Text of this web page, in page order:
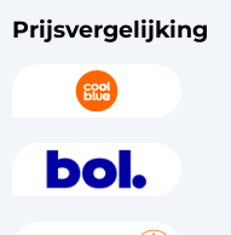
Prijsvergelijking